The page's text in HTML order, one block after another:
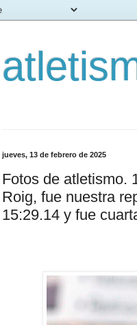
jueves, 13 de febrero de 2025
Fotos de atletismo.
Roig, fue nuestra
15:29.14 y fue